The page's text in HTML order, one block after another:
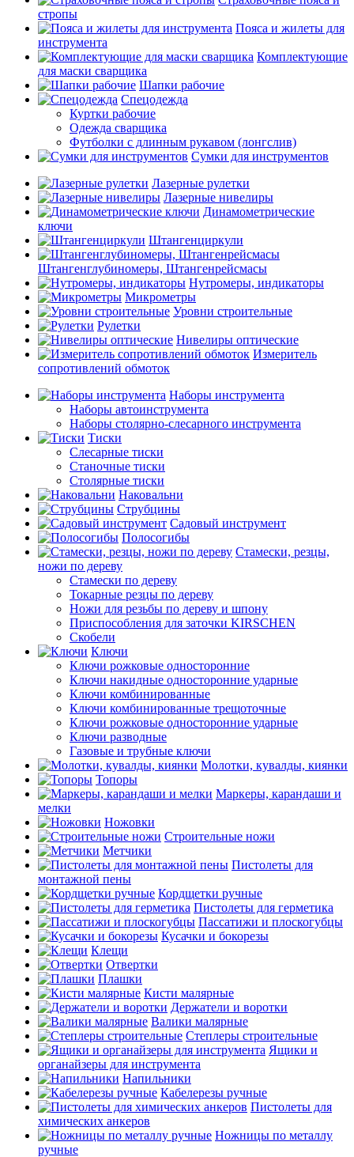
стропы
Пояса и жилеты для
инструмента
Комплектующие
для маски сварщика
Шапки рабочие
Спецодежда
Куртки рабочие
Одежда сварщика
Футболки с длинным рукавом (лонгслив)
Сумки для инструментов
Лазерные рулетки
Лазерные нивелиры
Динамометрические
ключи
Штангенциркули
Штангенглубиномеры, Штангенрейсмасы
Нутромеры, индикаторы
Микрометры
Уровни строительные
Рулетки
Нивелиры оптические
Измеритель
сопротивлений обмоток
Наборы инструмента
Наборы автоинструмента
Наборы столярно-слесарного инструмента
Тиски
Слесарные тиски
Станочные тиски
Столярные тиски
Наковальни
Струбцины
Садовый инструмент
Полосогибы
Стамески, резцы,
ножи по дереву
Стамески по дереву
Токарные резцы по дереву
Ножи для резьбы по дереву и шпону
Приспособления для заточки KIRSCHEN
Скобели
Ключи
Ключи рожковые односторонние
Ключи накидные односторонние ударные
Ключи комбинированные
Ключи комбинированные трещоточные
Ключи рожковые односторонние ударные
Ключи разводные
Газовые и трубные ключи
Молотки, кувалды, киянки
Топоры
Маркеры, карандаши и
мелки
Ножовки
Строительные ножи
Метчики
Пистолеты для
монтажной пены
Кордщетки ручные
Пистолеты для герметика
Пассатижи и плоскогубцы
Кусачки и бокорезы
Клещи
Отвертки
Плашки
Кисти малярные
Держатели и воротки
Валики малярные
Степлеры строительные
Ящики и
органайзеры для инструмента
Напильники
Кабелерезы ручные
Пистолеты для
химических анкеров
Ножницы по металлу
ручные